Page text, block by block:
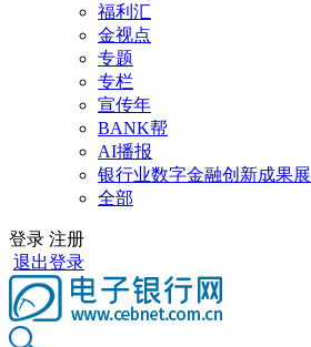
福利汇
金视点
专题
专栏
宣传年
BANK帮
AI播报
银行业数字金融创新成果展
全部
登录 注册
退出登录